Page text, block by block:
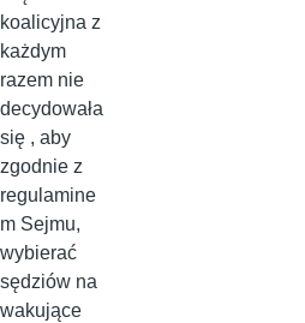
koalicyjna z
każdym
razem nie
decydowała
się , aby
zgodnie z
regulamine
m Sejmu,
wybierać
sędziów na
wakujące